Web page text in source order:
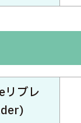
ブレ